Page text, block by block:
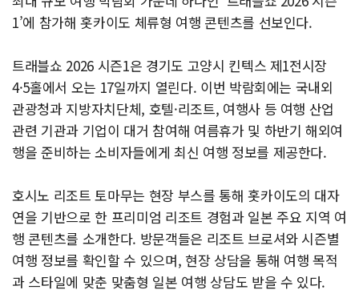
1’에 참가해 홋카이도 체류형 여행 콘텐츠를 선보인다.
트래블쇼 2026 시즌1은 경기도 고양시 킨텍스 제1전시장
4·5홀에서 오는 17일까지 열린다. 이번 박람회에는 국내외
관광청과 지방자치단체, 호텔·리조트, 여행사 등 여행 산업
관련 기관과 기업이 대거 참여해 여름휴가 및 하반기 해외여
행을 준비하는 소비자들에게 최신 여행 정보를 제공한다.
호시노 리조트 토마무는 현장 부스를 통해 홋카이도의 대자
연을 기반으로 한 프리미엄 리조트 경험과 일본 주요 지역 여
행 콘텐츠를 소개한다. 방문객들은 리조트 브로셔와 시즌별
여행 정보를 확인할 수 있으며, 현장 상담을 통해 여행 목적
과 스타일에 맞춘 맞춤형 일본 여행 상담도 받을 수 있다.